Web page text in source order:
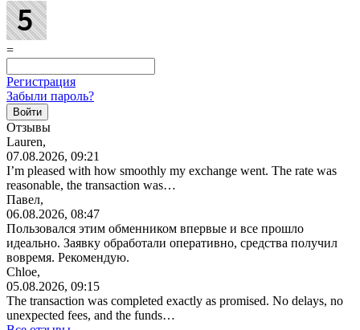
=
Регистрация
Забыли пароль?
Отзывы
Lauren,
07.08.2026, 09:21
I’m pleased with how smoothly my exchange went. The rate was
reasonable, the transaction was…
Павел,
06.08.2026, 08:47
Пользовался этим обменником впервые и все прошло
идеально. Заявку обработали оперативно, средства получил
вовремя. Рекомендую.
Chloe,
05.08.2026, 09:15
The transaction was completed exactly as promised. No delays, no
unexpected fees, and the funds…